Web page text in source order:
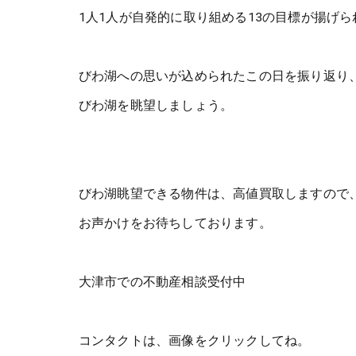
1人1人が自発的に取り組める13の目標が揚げら
びわ湖への思いが込められたこの日を振り返り、
びわ湖を眺望しましょう。
びわ湖眺望できる物件は、高値買取しますので、
お声かけをお待ちしております。
大津市での不動産相談受付中
コンタクトは、画像をクリックしてね。